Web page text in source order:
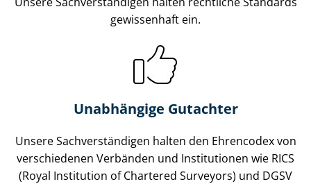
gewissenhaft ein.
Unabhängige Gutachter
Unsere Sach­ver­stän­di­gen halten den Ehrencodex von
verschiedenen Verbänden und Institutionen wie RICS
(Royal Institution of Chartered Surveyors) und DGSV